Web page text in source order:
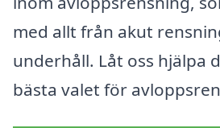
med allt från akut
underhåll. Låt oss hjälpa
bästa valet för